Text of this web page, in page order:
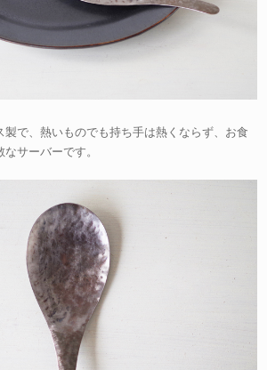
製で、熱いものでも持ち手は熱くならず、お食
サーバーです。